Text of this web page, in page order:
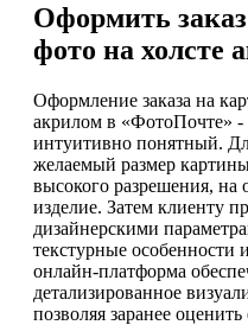
Оформить
фото на холсте
Оформление заказа на
акрилом в «ФотоПочте» -
интуитивно понятный.
желаемый размер
высокого разрешения, на
изделие. Затем клиенту
дизайнерскими
текстурные
онлайн-платформа
детализированное
позволяя заранее